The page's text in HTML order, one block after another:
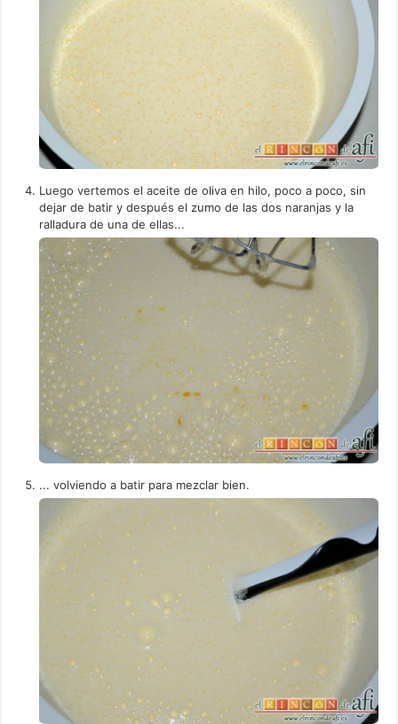
Luego vertemos el aceite de oliva en hilo, poco a poco, sin
dejar de batir y después el zumo de las dos naranjas y la
ralladura de una de ellas...
... volviendo a batir para mezclar bien.